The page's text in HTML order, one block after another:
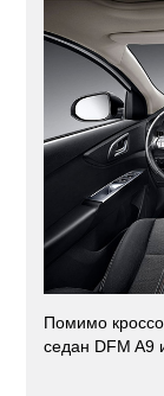
Помимо
седан DFM A9